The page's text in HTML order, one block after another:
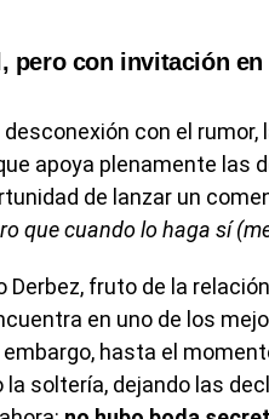
pero con invitación en
con el
apoya plenamente las
de lanzar un
que cuando lo haga sí
Derbez, fruto de la
en uno de los
hasta el
la soltería, dejando las